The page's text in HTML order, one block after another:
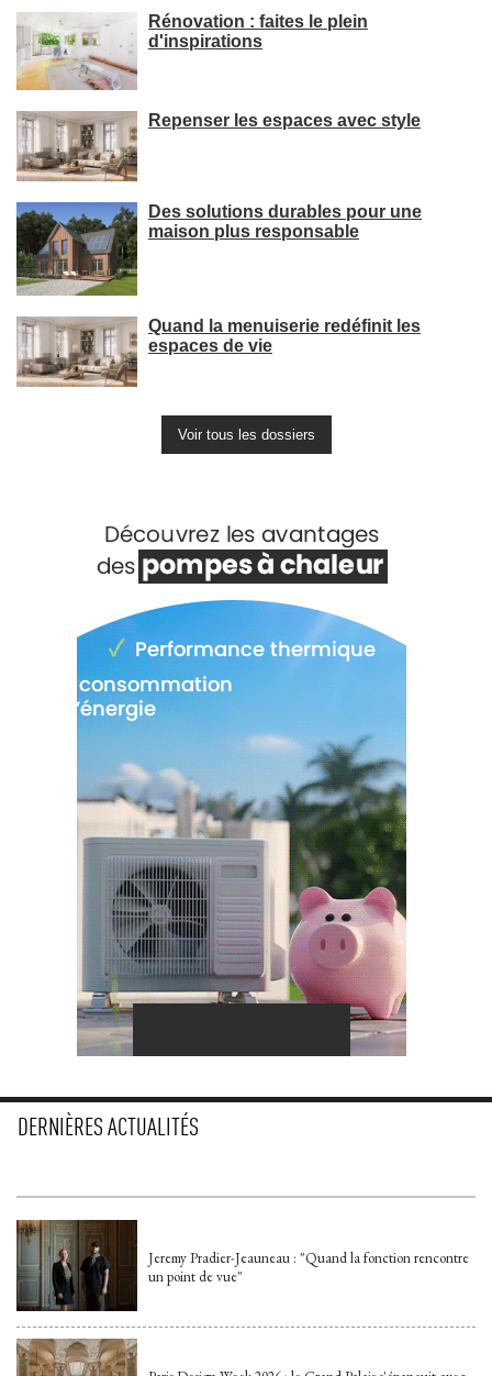
Rénovation : faites le plein
d'inspirations
Repenser les espaces avec style
Des solutions durables pour une
maison plus responsable
Quand la menuiserie redéfinit les
espaces de vie
Voir tous les dossiers
DERNIÈRES ACTUALITÉS
Jeremy Pradier-Jeauneau : "Quand la fonction rencontre
un point de vue"